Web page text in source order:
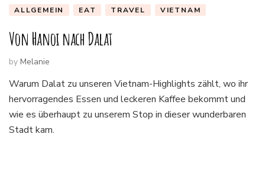
ALLGEMEIN EAT TRAVEL VIETNAM
Von Hanoi nach Dalat
by Melanie
Warum Dalat zu unseren Vietnam-Highlights zählt, wo ihr
hervorragendes Essen und leckeren Kaffee bekommt und
wie es überhaupt zu unserem Stop in dieser wunderbaren
Stadt kam.